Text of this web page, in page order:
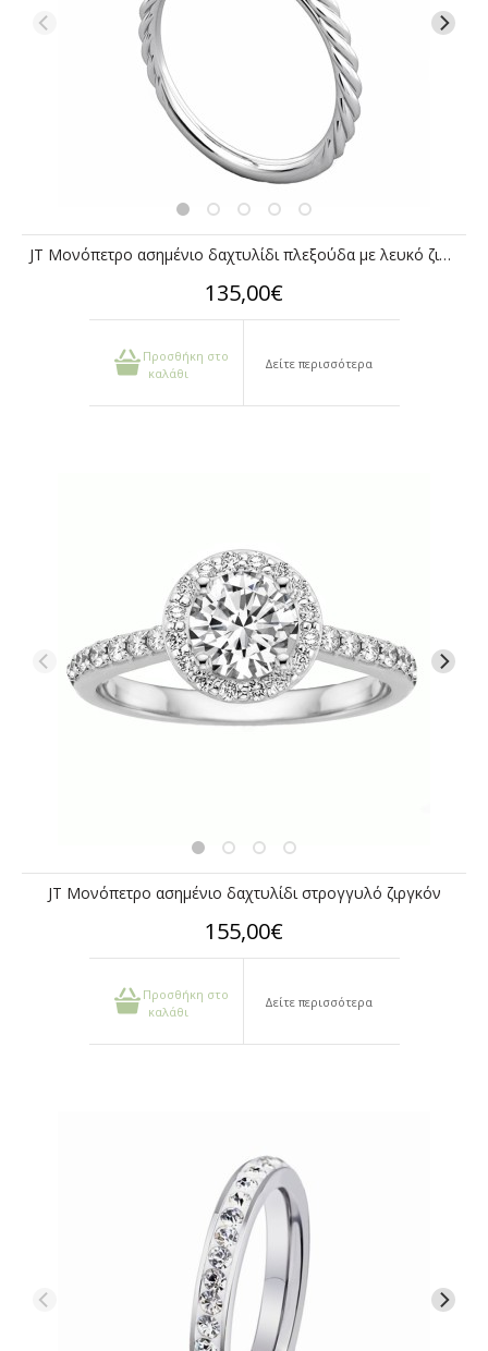
JT Μονόπετρο ασημένιο δαχτυλίδι πλεξούδα με λευκό ζιργκόν
135,00€
Προσθήκη στο
καλάθι
Δείτε περισσότερα
JT Μονόπετρο ασημένιο δαχτυλίδι στρογγυλό ζιργκόν
155,00€
Προσθήκη στο
καλάθι
Δείτε περισσότερα